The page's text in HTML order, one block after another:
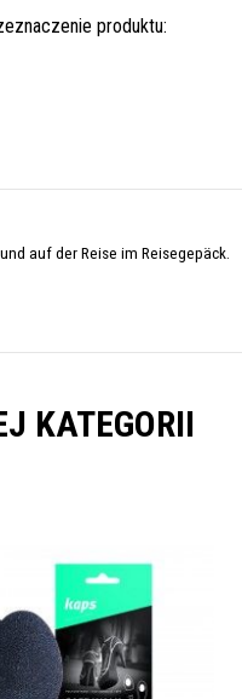
produktu:
auf der Reise im Reisegepäck.
KATEGORII